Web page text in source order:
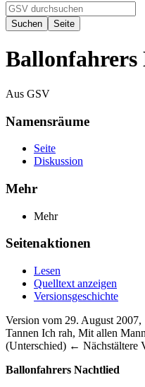
Ballonfahrers
Aus GSV
Namensräume
Seite
Diskussion
Mehr
Mehr
Seitenaktionen
Lesen
Quelltext anzeigen
Versionsgeschichte
Version vom 29. August
Tannen Ich rah, Mit allen
(Unterschied) ← Nächstältere
Ballonfahrers Nachtlied